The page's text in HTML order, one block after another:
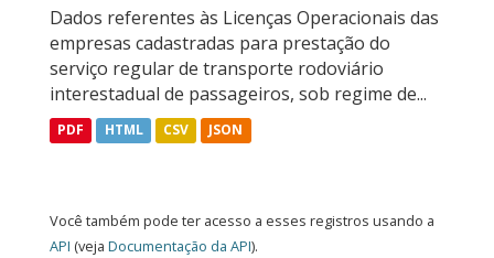
Dados referentes às Licenças Operacionais das
empresas cadastradas para prestação do
serviço regular de transporte rodoviário
interestadual de passageiros, sob regime de...
PDF HTML CSV JSON
Você também pode ter acesso a esses registros usando a
API (veja Documentação da API).